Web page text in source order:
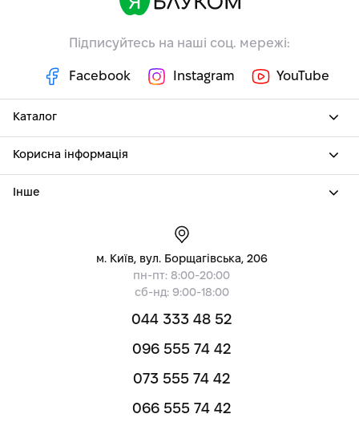
Підписуйтесь на наші соц. мережі:
Facebook Instagram YouTube
Каталог
Корисна інформація
Інше
м. Київ, вул. Борщагівська, 206
пн-пт: 8:00-20:00
сб-нд: 9:00-18:00
044 333 48 52
096 555 74 42
073 555 74 42
066 555 74 42